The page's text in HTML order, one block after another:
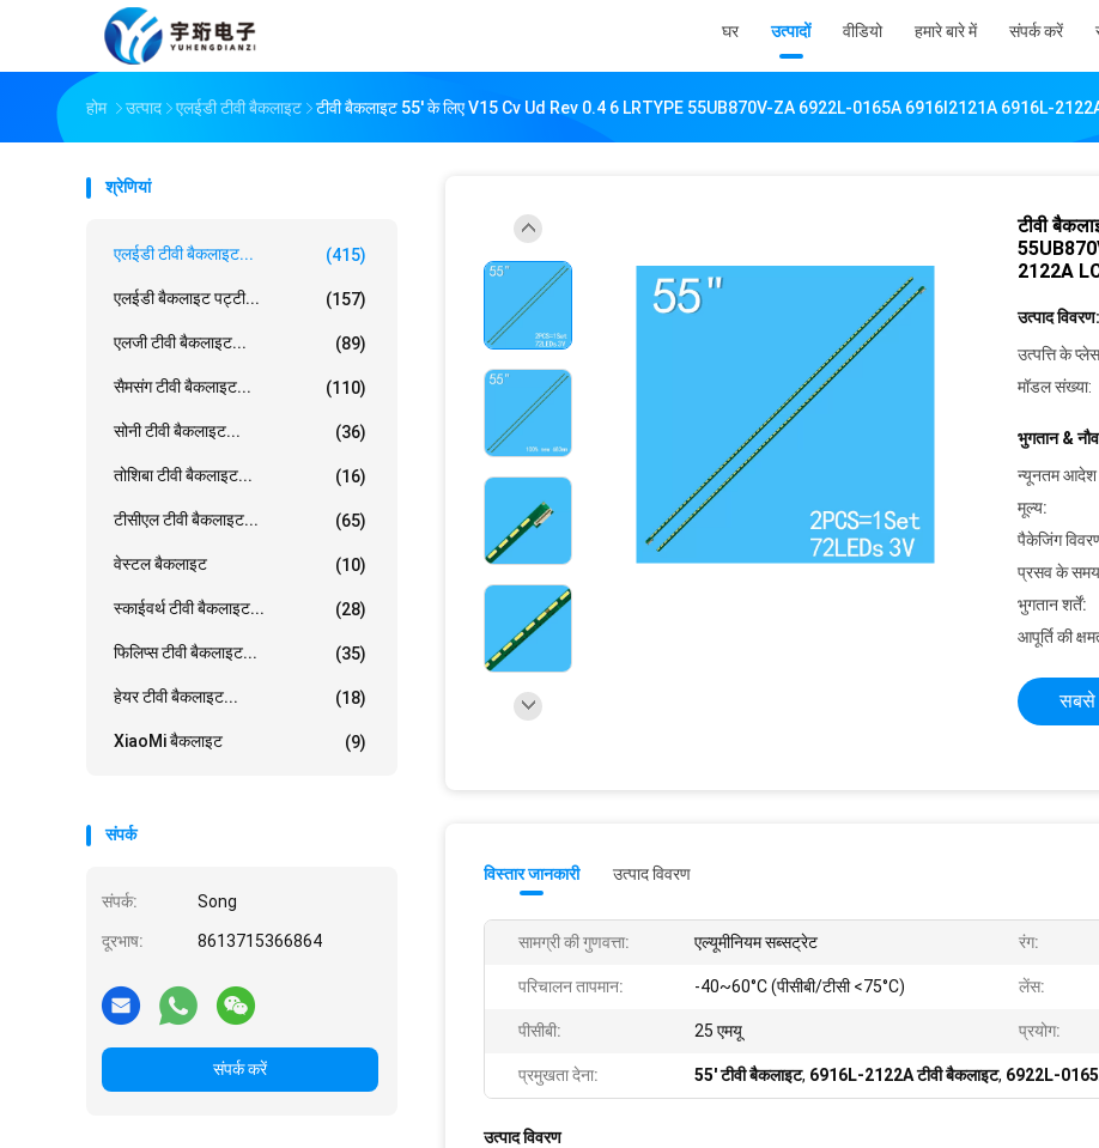
घर उत्पादों वीडियो हमारे बारे में संपर्क करें
होम उत्पाद एलईडी टीवी बैकलाइट टीवी बैकलाइट 55' के लिए V15 Cv Ud Rev 0.4 6 LRTYPE 55UB870V-ZA 6922L-0165A 6916l2121A 6916L-
श्रेणियां
एलईडी टीवी बैकलाइट... (415)
एलईडी बैकलाइट पट्टी... (157)
एलजी टीवी बैकलाइट... (89)
सैमसंग टीवी बैकलाइट... (110)
सोनी टीवी बैकलाइट... (36)
तोशिबा टीवी बैकलाइट... (16)
टीसीएल टीवी बैकलाइट... (65)
वेस्टल बैकलाइट (10)
स्काईवर्थ टीवी बैकलाइट... (28)
फिलिप्स टीवी बैकलाइट... (35)
हेयर टीवी बैकलाइट... (18)
XiaoMi बैकलाइट (9)
संपर्क
संपर्क: Song
दूरभाष: 8613715366864
संपर्क करें
टीवी
2122A
उत्पाद विवरण:
उत्पत्ति के
मॉडल संख्या:
भुगतान &
न्यूनतम आदेश
मूल्य:
पैकेजिंग
प्रसव के
भुगतान शर्तें:
आपूर्ति की
सबसे
विस्तार जानकारी उत्पाद विवरण
सामग्री की गुणवत्ता: एल्यूमीनियम सब्सट्रेट रंग:
परिचालन तापमान: -40~60°C (पीसीबी/टीसी <75°C) लेंस:
पीसीबी: 25 एमयू प्रयोग:
प्रमुखता देना: 55' टीवी बैकलाइट, 6916L-2122A टीवी बैकलाइट, 6922L-
उत्पाद विवरण